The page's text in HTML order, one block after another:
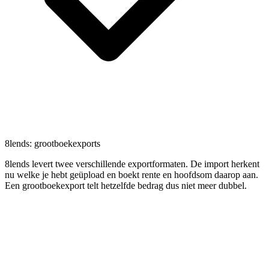
8lends: grootboekexports
8lends levert twee verschillende exportformaten. De import herkent
nu welke je hebt geüpload en boekt rente en hoofdsom daarop aan.
Een grootboekexport telt hetzelfde bedrag dus niet meer dubbel.